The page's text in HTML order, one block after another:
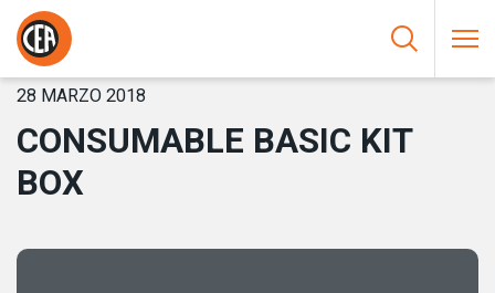
Saltar al contenido
HOME/
28 MARZO 2018
CONSUMABLE BASIC KIT
BOX